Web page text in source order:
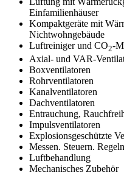
Einfamilienhäuser
Kompaktgeräte mit
Nichtwohngebäude
Luftreiniger und CO2-
Axial- und VAR-
Boxventilatoren
Rohrventilatoren
Kanalventilatoren
Dachventilatoren
Entrauchung,
Impulsventilatoren
Explosionsgeschützte
Messen. Steuern.
Luftbehandlung
Mechanisches Zubehör